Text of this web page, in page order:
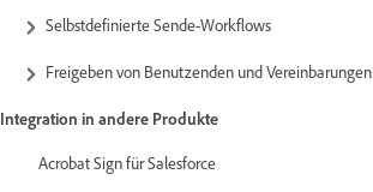
Selbstdefinierte Sende-Workflows
Freigeben von Benutzenden und Vereinbarungen
Integration in andere Produkte
Acrobat Sign für Salesforce